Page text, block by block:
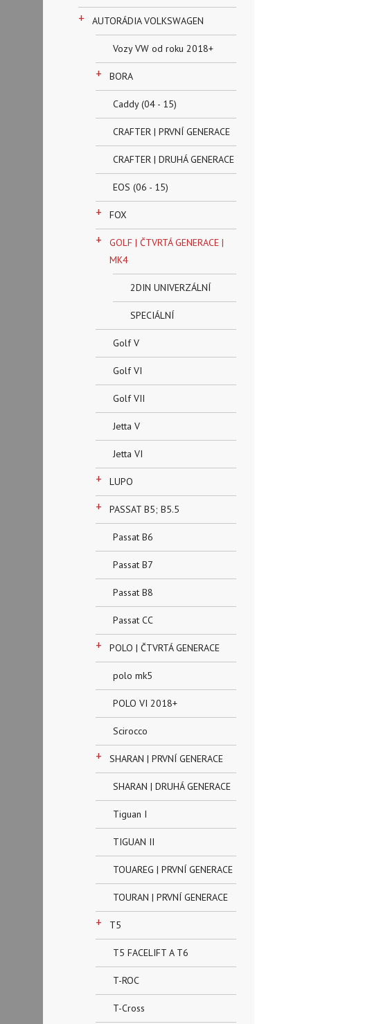
+ AUTORÁDIA VOLKSWAGEN
Vozy VW od roku 2018+
+ BORA
Caddy (04 - 15)
CRAFTER | PRVNÍ GENERACE
CRAFTER | DRUHÁ GENERACE
EOS (06 - 15)
+ FOX
+
GOLF | ČTVRTÁ GENERACE |
MK4
2DIN UNIVERZÁLNÍ
SPECIÁLNÍ
Golf V
Golf VI
Golf VII
Jetta V
Jetta VI
+ LUPO
+ PASSAT B5; B5.5
Passat B6
Passat B7
Passat B8
Passat CC
+ POLO | ČTVRTÁ GENERACE
polo mk5
POLO VI 2018+
Scirocco
+ SHARAN | PRVNÍ GENERACE
SHARAN | DRUHÁ GENERACE
Tiguan I
TIGUAN II
TOUAREG | PRVNÍ GENERACE
TOURAN | PRVNÍ GENERACE
+ T5
T5 FACELIFT A T6
T-ROC
T-Cross